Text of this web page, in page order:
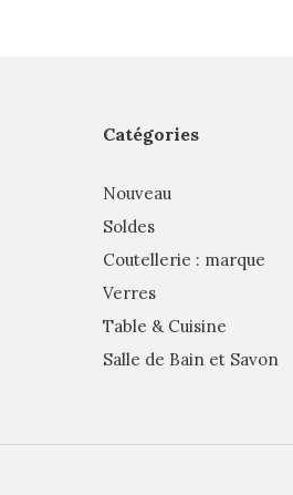
Catégories
Nouveau
Soldes
Coutellerie : marque
Verres
Table & Cuisine
Salle de Bain et Savon